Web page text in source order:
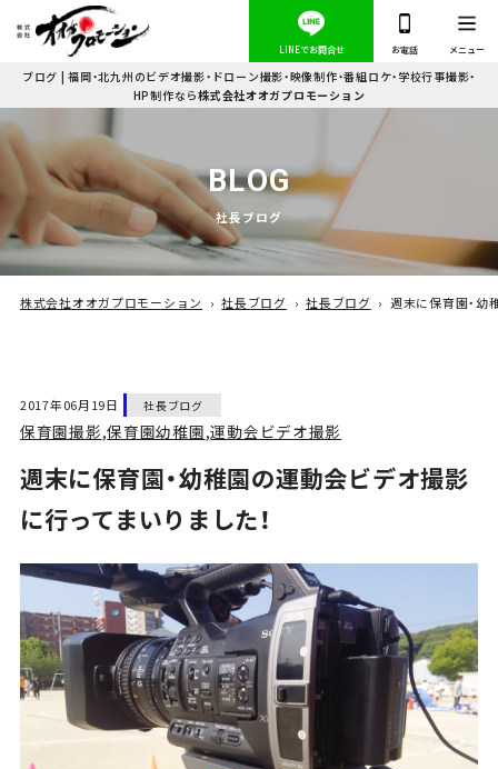
ブログ | 福岡・北九州のビデオ撮影・ドローン撮影・映像制作・番組ロケ・学校行事撮影・
HP制作なら株式会社オオガプロモーション
BLOG
社長ブログ
株式会社オオガプロモーション › 社長ブログ › 社長ブログ › 週末に保育園・幼
2017年06月19日 社長ブログ
保育園撮影,保育園幼稚園,運動会ビデオ撮影
週末に保育園・幼稚園の運動会ビデオ撮影
に行ってまいりました！